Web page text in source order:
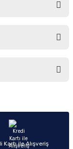
Kartı ile Alışveriş